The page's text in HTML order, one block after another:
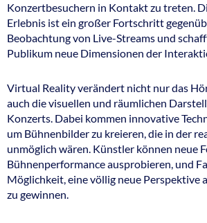
Konzertbesuchern in Kontakt zu treten.
Erlebnis ist ein großer Fortschritt
Beobachtung von Live-Streams und
Publikum neue Dimensionen der
Virtual Reality verändert nicht nur das
auch die visuellen und räumlichen
Konzerts. Dabei kommen innovative
um Bühnenbilder zu kreieren, die in der
unmöglich wären. Künstler können neue
Bühnenperformance ausprobieren, und
Möglichkeit, eine völlig neue Perspektive
zu gewinnen.